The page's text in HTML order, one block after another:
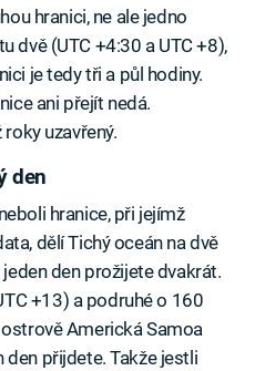
hranici, ne ale jedno
dvě (UTC +4:30 a UTC +8),
je tedy tři a půl hodiny.
ani přejít nedá.
uzavřený.
den
neboli hranice, při jejímž
dělí Tichý oceán na dvě
den prožijete dvakrát.
+13) a podruhé o 160
Americká Samoa
den přijdete. Takže jestli